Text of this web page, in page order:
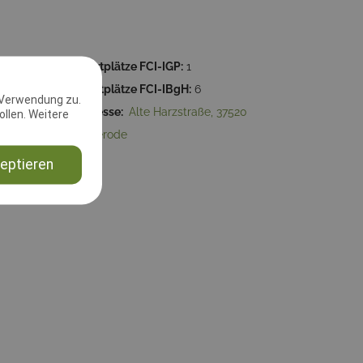
zu.
Weitere
Startplätze FCI-IGP: 1
Startplätze FCI-IBgH: 6
Adresse: Alte Harzstraße, 37520
Osterode